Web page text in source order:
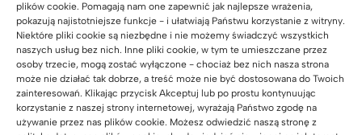
plików cookie. Pomagają nam one zapewnić jak najlepsze wrażenia,
pokazują najistotniejsze funkcje - i ułatwiają Państwu korzystanie z witryny.
Niektóre pliki cookie są niezbędne i nie możemy świadczyć wszystkich
naszych usług bez nich. Inne pliki cookie, w tym te umieszczane przez
osoby trzecie, mogą zostać wyłączone - chociaż bez nich nasza strona
może nie działać tak dobrze, a treść może nie być dostosowana do Twoich
zainteresowań. Klikając przycisk Akceptuj lub po prostu kontynuując
korzystanie z naszej strony internetowej, wyrażają Państwo zgodę na
używanie przez nas plików cookie. Możesz odwiedzić naszą stronę z
Komoda biurowa dla Pana Rafała z
Przyszowic niedaleko Gliwic
03 sierpnia 2026
Nowoczesna poczekalnia dla